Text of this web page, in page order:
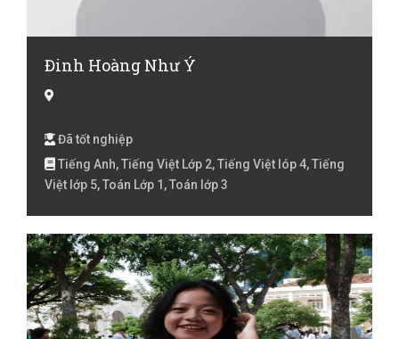
Đinh Hoàng Như Ý
Đã tốt nghiệp
Tiếng Anh, Tiếng Việt Lớp 2, Tiếng Việt lóp 4, Tiếng
Việt lớp 5, Toán Lớp 1, Toán lớp 3